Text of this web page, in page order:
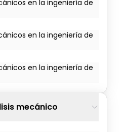
en la ingeniería de
en la ingeniería de
en la ingeniería de
mecánico